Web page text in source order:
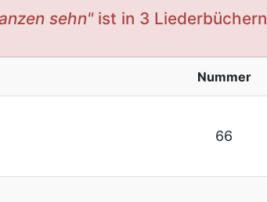
sehn"ist in 3 Liederbüchern
Nummer
66